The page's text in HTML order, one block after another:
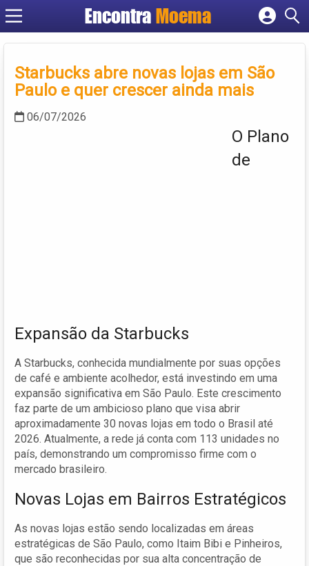
Encontra Moema
Criar conta
Starbucks abre novas lojas em São
Paulo e quer crescer ainda mais
06/07/2026
O Plano
de
Expansão da Starbucks
A Starbucks, conhecida mundialmente por suas opções
de café e ambiente acolhedor, está investindo em uma
expansão significativa em São Paulo. Este crescimento
faz parte de um ambicioso plano que visa abrir
aproximadamente 30 novas lojas em todo o Brasil até
2026. Atualmente, a rede já conta com 113 unidades no
país, demonstrando um compromisso firme com o
mercado brasileiro.
Novas Lojas em Bairros Estratégicos
As novas lojas estão sendo localizadas em áreas
estratégicas de São Paulo, como Itaim Bibi e Pinheiros,
que são reconhecidas por sua alta concentração de